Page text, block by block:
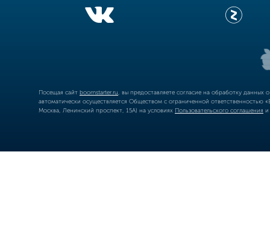
Посещая сайт boomstarter.ru , вы предоставляете согласие на обработку
автоматически осуществляется Обществом с ограниченной
Москва, Ленинский проспект, 15А) на условиях Пользовательского соглашения и